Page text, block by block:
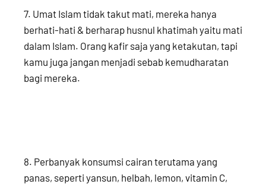
7. Umat Islam tidak takut mati, mereka hanya
berhati-hati & berharap husnul khatimah yaitu mati
dalam Islam. Orang kafir saja yang ketakutan, tapi
kamu juga jangan menjadi sebab kemudharatan
bagi mereka.
8. Perbanyak konsumsi cairan terutama yang
panas, seperti yansun, helbah, lemon, vitamin C,